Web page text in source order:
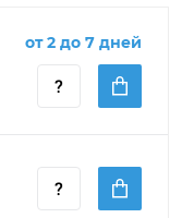
от 2 до 7 дней